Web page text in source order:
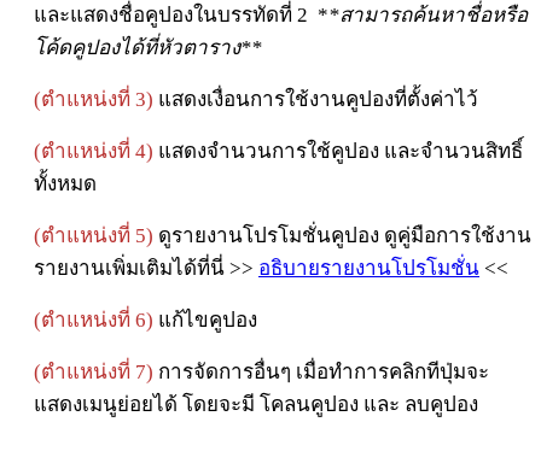
และแสดงชื่อคูปองในบรรทัดที่ 2 **สามารถค้นหาชื่อหรือ
โค้ดคูปองได้ที่หัวตาราง**
(ตำแหน่งที่ 3) แสดงเงื่อนการใช้งานคูปองที่ตั้งค่าไว้
(ตำแหน่งที่ 4) แสดงจำนวนการใช้คูปอง และจำนวนสิทธิ์
ทั้งหมด
(ตำแหน่งที่ 5) ดูรายงานโปรโมชั่นคูปอง ดูคู่มือการใช้งาน
รายงานเพิ่มเติมได้ที่นี่ >> อธิบายรายงานโปรโมชั่น <<
(ตำแหน่งที่ 6) แก้ไขคูปอง
(ตำแหน่งที่ 7) การจัดการอื่นๆ เมื่อทำการคลิกทีปุ่มจะ
แสดงเมนูย่อยได้ โดยจะมี โคลนคูปอง และ ลบคูปอง